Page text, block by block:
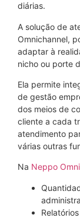
diárias.
A solução de
Omnichannel,
adaptar à
nicho ou porte
Ela permite
de gestão
dos meios de
cliente a cada
atendimento
várias outras
Na Neppo